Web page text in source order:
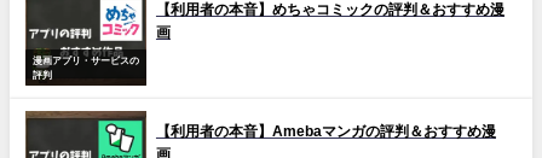
漫画アプリ・サービスの
評判
【利用者の本音】めちゃコミックの評判＆おすすめ漫
画
【利用者の本音】Amebaマンガの評判＆おすすめ漫
画